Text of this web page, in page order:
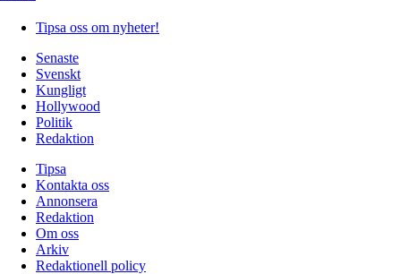
Tipsa oss om nyheter!
Senaste
Svenskt
Kungligt
Hollywood
Politik
Redaktion
Tipsa
Kontakta oss
Annonsera
Redaktion
Om oss
Arkiv
Redaktionell policy